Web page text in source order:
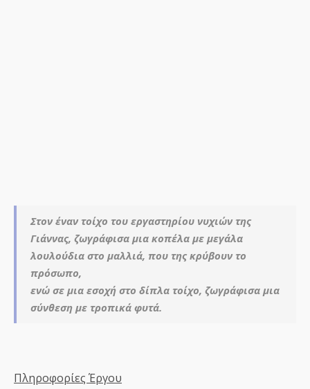
Στον έναν τοίχο του εργαστηρίου νυχιών της
Γιάννας, ζωγράφισα μια κοπέλα με μεγάλα
λουλούδια στο μαλλιά, που της κρύβουν το
πρόσωπο,
ενώ σε μια εσοχή στο δίπλα τοίχο, ζωγράφισα μια
σύνθεση με τροπικά φυτά.
Πληροφορίες Έργου